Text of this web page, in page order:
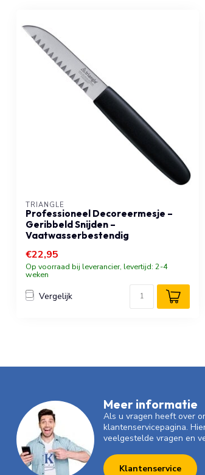
TRIANGLE
Professioneel Decoreermesje –
Geribbeld Snijden –
Vaatwasserbestendig
€22,95
Op voorraad bij leverancier, levertijd: 2-4
weken
Vergelijk
Meer informatie
Als u vragen heeft over
klantenservicepagina.
veelgestelde vragen en
Klantenservice